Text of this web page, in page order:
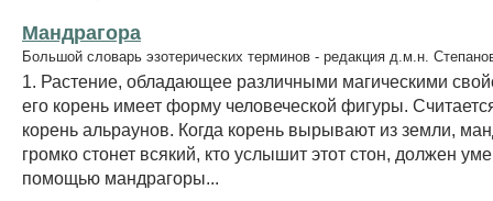
Мандрагора
Большой словарь эзотерических терминов - редакция д.м.н.
1. Растение, обладающее различными магическими
его корень имеет форму человеческой фигуры.
корень альраунов. Когда корень вырывают из земли,
громко стонет всякий, кто услышит этот стон, должен
помощью мандрагоры...